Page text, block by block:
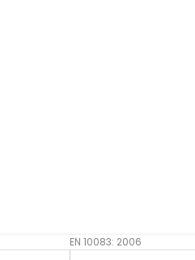
EN 10083: 2006